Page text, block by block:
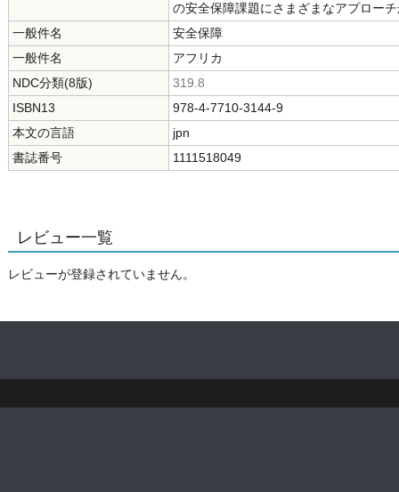
の安全保障課題にさまざまなアプロー
一般件名
安全保障
一般件名
アフリカ
NDC分類(8版)
319.8
ISBN13
978-4-7710-3144-9
本文の言語
jpn
書誌番号
1111518049
レビュー一覧
レビューが登録されていません。